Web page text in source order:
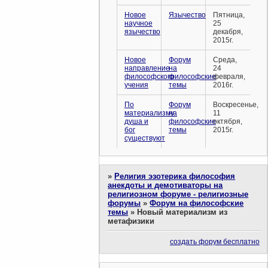
Новое
научное
язычество
Язычество
Пятница,
25
декабря,
2015г.
Новое
направление
философского
учения
Форум
на
философские
темы
Среда,
24
февраля,
2016г.
По
материализму
душа и
бог
существуют
Форум
на
философские
темы
Воскресенье,
11
октября,
2015г.
»Религия эзотерика философия
анекдоты и демотиваторы на
религиозном форуме - религиозные
форумы »Форум на философские
темы »Новый материализм из
метафизики
создать форум бесплатно